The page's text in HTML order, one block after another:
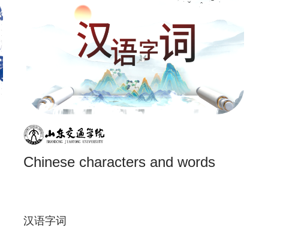
Chinese characters and words
汉语字词